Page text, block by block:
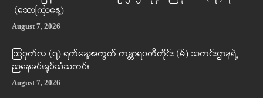
(သောကြာနေ့)
August 7, 2026
ဩဂုတ်လ (၇) ရက်နေ့အတွက် ကန္တာရဝတီတိုင်း (မ်) သတင်းဌာနရဲ့
ညနေခင်းရုပ်သံသတင်း
August 7, 2026